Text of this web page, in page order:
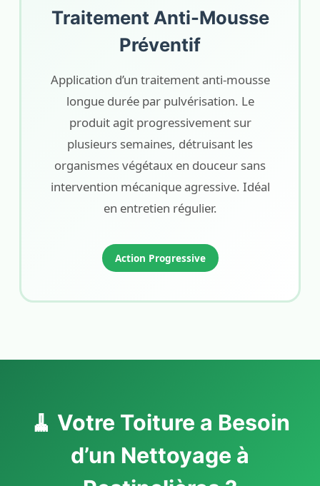
Traitement Anti-Mousse
Préventif
Application d’un traitement anti-mousse
longue durée par pulvérisation. Le
produit agit progressivement sur
plusieurs semaines, détruisant les
organismes végétaux en douceur sans
intervention mécanique agressive. Idéal
en entretien régulier.
Action Progressive
🧹 Votre Toiture a Besoin
d’un Nettoyage à